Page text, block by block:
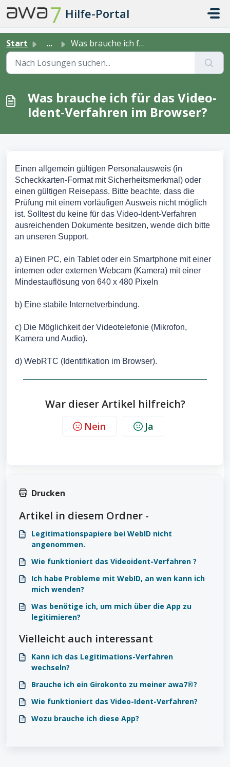
Zum hauptsächlichen Inhalt gehen
Hilfe-Portal
Start ... Was brauche ich für das Video-Ident-Verfahren im Browser?
Was brauche ich für das Video-
Ident-Verfahren im Browser?
Einen allgemein gültigen Personalausweis (in
Scheckkarten-Format mit Sicherheitsmerkmal) oder
einen gültigen Reisepass. Bitte beachte, dass die
Prüfung mit einem vorläufigen Ausweis nicht möglich
ist. Solltest du keine für das Video-Ident-Verfahren
ausreichenden Dokumente besitzen, wende dich bitte
an unseren Support.
a) Einen PC, ein Tablet oder ein Smartphone mit einer
internen oder externen Webcam (Kamera) mit einer
Mindestauflösung von 640 x 480 Pixeln
b) Eine stabile Internetverbindung.
c) Die Möglichkeit der Videotelefonie (Mikrofon,
Kamera und Audio).
d) WebRTC (Identifikation im Browser).
War dieser Artikel hilfreich?
Nein Ja
Drucken
Artikel in diesem Ordner -
Legitimationspapiere bei WebID nicht
angenommen.
Wie funktioniert das Videoident-Verfahren ?
Ich habe Probleme mit WebID, an wen kann ich
mich wenden?
Was benötige ich, um mich über die App zu
legitimieren?
Vielleicht auch interessant
Kann ich das Legitimations-Verfahren
wechseln?
Brauche ich ein Girokonto zu meiner awa7®?
Wie funktioniert das Video-Ident-Verfahren?
Wozu brauche ich diese App?